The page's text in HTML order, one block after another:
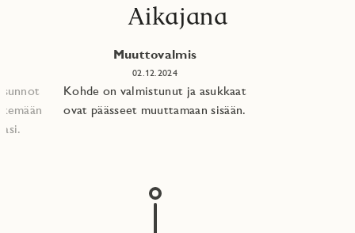
Aikajana
Muuttovalmis
02.12.2024
Kohde on valmistunut ja asukkaat
ovat päässeet muuttamaan sisään.